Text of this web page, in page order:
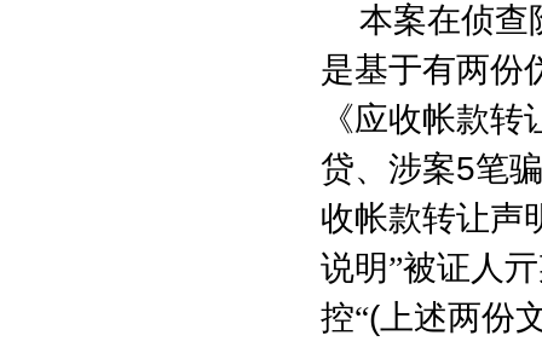
本案在侦查
是基于有两份
《应收帐款
贷、涉案5笔
收帐款转让声
说明”被证人
控“( 上述两份